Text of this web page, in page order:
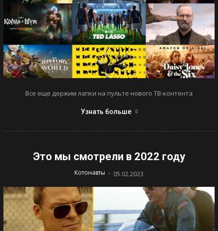
Все еще держим лапки на пульте нового ТВ-контента
Узнать больше
Это мы смотрели в 2022 году
Котонавты - 05.02.2023